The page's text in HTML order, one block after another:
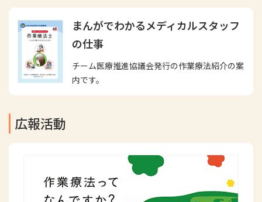
まんがでわかるメディカルスタッフ
の仕事
チーム医療推進協議会発行の作業療法紹介の案
内です。
広報活動